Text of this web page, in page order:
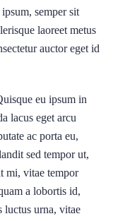
semper sit
laoreet metus
auctor eget id
eu ipsum in
lacus eget arcu
ac porta eu,
sed tempor ut,
mi, vitae tempor
a lobortis id,
luctus urna, vitae